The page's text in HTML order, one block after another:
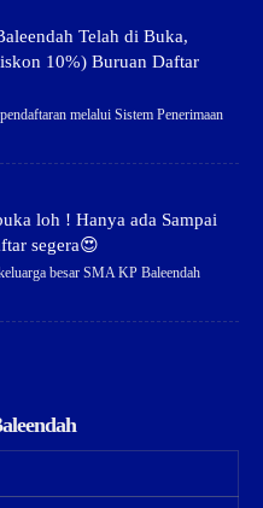
Telah di Buka,
10%) Buruan Daftar
melalui Sistem Penerimaan
loh ! Hanya ada Sampai
segera😍
besar SMA KP Baleendah